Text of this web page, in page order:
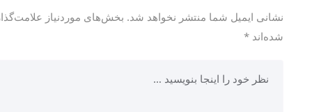
نشانی ایمیل شما منتشر نخواهد شد. بخش‌های موردنیاز علامت‌گذاری
شده‌اند *